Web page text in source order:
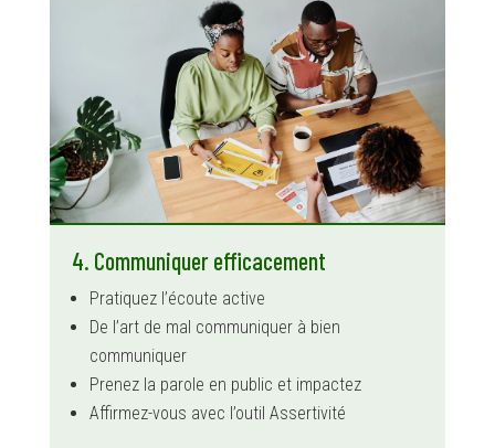
4. Communiquer efficacement
Pratiquez l’écoute active
De l’art de mal communiquer à bien
communiquer
Prenez la parole en public et impactez
Affirmez-vous avec l’outil Assertivité